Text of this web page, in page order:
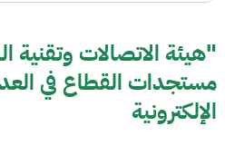
"هيئة الاتصالات
مستجدات القطاع في
الإلكترونية